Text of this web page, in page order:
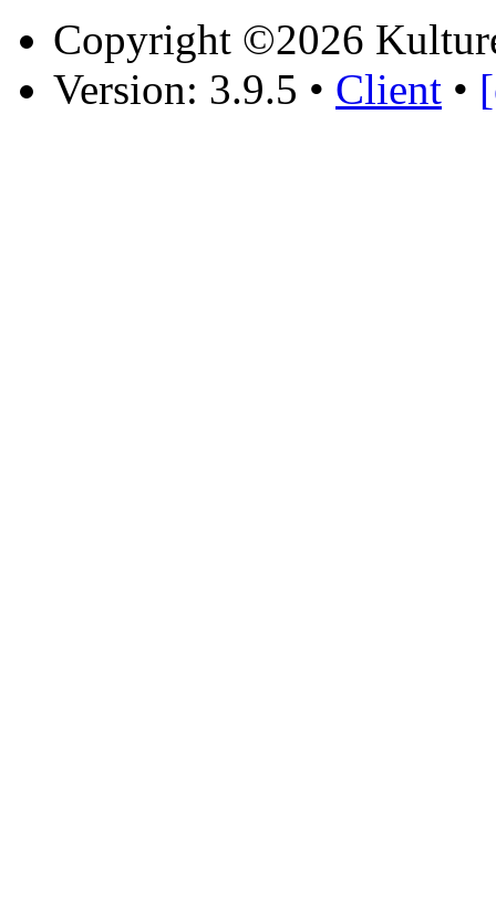
Copyright ©2026
Version: 3.9.5 • Client •